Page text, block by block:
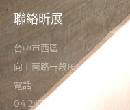
聯絡昕展
台中市西區
向上南路一段166-5號
電話
04 2473 0325